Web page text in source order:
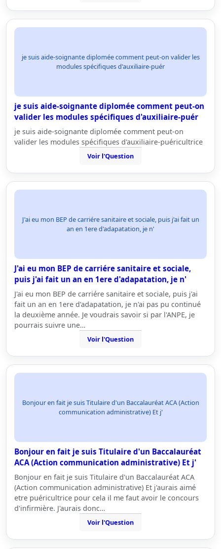
je suis aide-soignante diplomée comment peut-on valider les
modules spécifiques d'auxiliaire-puér
je suis aide-soignante diplomée comment peut-on
valider les modules spécifiques d'auxiliaire-puér
je suis aide-soignante diplomée comment peut-on
valider les modules spécifiques d'auxiliaire-puéricultrice
Voir l'Question
J'ai eu mon BEP de carriére sanitaire et sociale, puis j'ai fait un
an en 1ere d'adapatation, je n'
J'ai eu mon BEP de carriére sanitaire et sociale,
puis j'ai fait un an en 1ere d'adapatation, je n'
J'ai eu mon BEP de carriére sanitaire et sociale, puis j'ai
fait un an en 1ere d'adapatation, je n'ai pas pu continué
la deuxième année. Je voudrais savoir si par l'ANPE, je
pourrais suivre une…
Voir l'Question
Bonjour en fait je suis Titulaire d'un Baccalauréat ACA (Action
communication administrative) Et j'
Bonjour en fait je suis Titulaire d'un Baccalauréat
ACA (Action communication administrative) Et j'
Bonjour en fait je suis Titulaire d'un Baccalauréat ACA
(Action communication administrative) Et j'aurais aimé
etre puéricultrice pour cela il me faut avoir le concours
d'infirmière. J'aurais donc…
Voir l'Question